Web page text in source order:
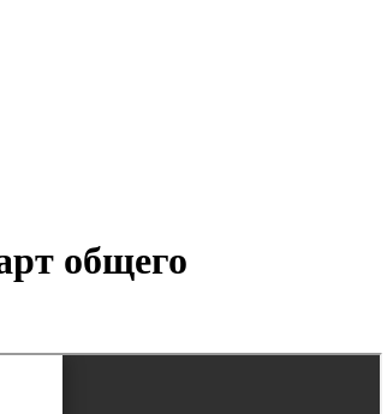
общего